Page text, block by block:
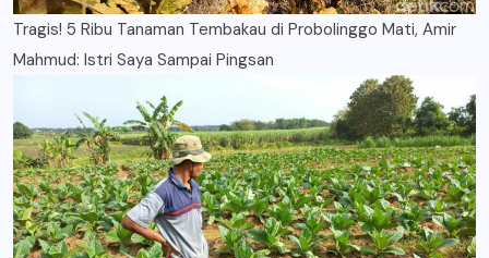
Tragis! 5 Ribu Tanaman Tembakau di Probolinggo Mati, Amir
Mahmud: Istri Saya Sampai Pingsan